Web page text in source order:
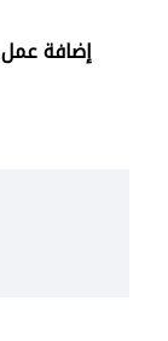
إضافة عمل